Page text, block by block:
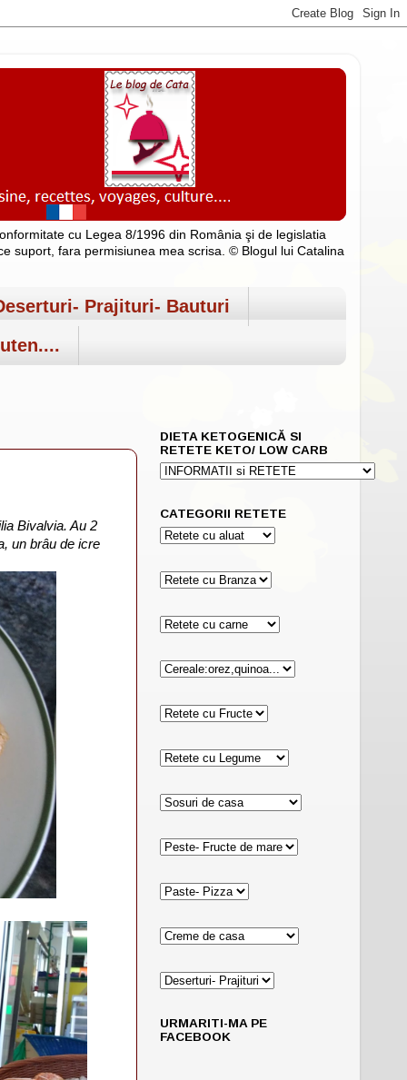
cu Legea 8/1996 din România şi de legislatia
suport, fara permisiunea mea scrisa. © Blogul lui Catalina
Prajituri- Bauturi
Bivalvia. Au 2
un brâu de icre
DIETA KETOGENICĂ SI
RETETE KETO/ LOW CARB
CATEGORII RETETE
URMARITI-MA PE
FACEBOOK